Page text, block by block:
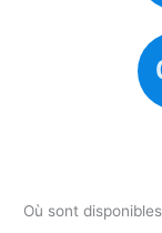
Où sont